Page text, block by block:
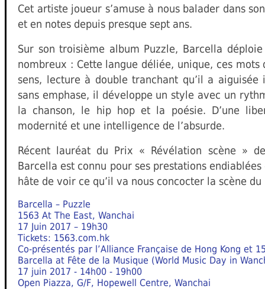
Cet artiste joueur s’amuse à nous balader dans
et en notes depuis presque sept ans.
Sur son troisième album Puzzle, Barcella
nombreux : Cette langue déliée, unique, ces mots
sens, lecture à double tranchant qu’il a aiguisée
sans emphase, il développe un style avec un
la chanson, le hip hop et la poésie. D’une
modernité et une intelligence de l’absurde.
Récent lauréat du Prix « Révélation scène »
Barcella est connu pour ses prestations
hâte de voir ce qu’il va nous concocter la scène du
Barcella – Puzzle
1563 At The East, Wanchai
17 Juin 2017 – 19h30
Tickets: 1563.com.hk
Co-présentés par l’Alliance Française de Hong Kong et
Barcella at Fête de la Musique (World Music Day in
17 juin 2017 - 14h00 - 19h00
Open Piazza, G/F, Hopewell Centre, Wanchai